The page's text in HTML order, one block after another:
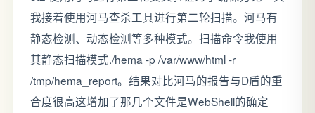
我接着使用河马查杀工具进行第二轮扫描。河马有
静态检测、动态检测等多种模式。扫描命令我使用
其静态扫描模式./hema -p /var/www/html -r
/tmp/hema_report。结果对比河马的报告与D盾的重
合度很高这增加了那几个文件是WebShell的确定